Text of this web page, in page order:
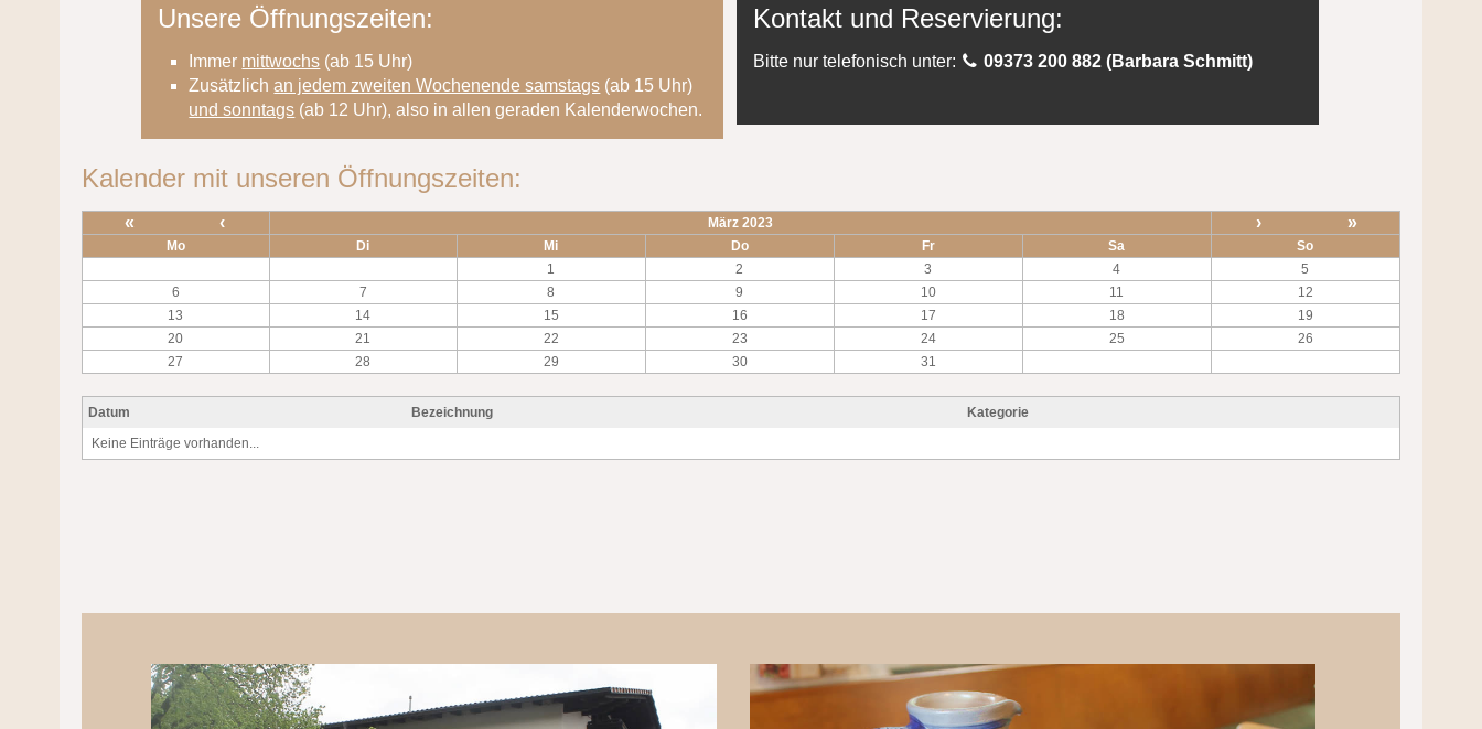
Unsere Öffnungszeiten:
Immer mittwochs (ab 15 Uhr)
Zusätzlichan jedem zweiten Wochenende samstags (ab 15 Uhr)
und sonntags (ab 12 Uhr), also in allen geraden Kalenderwochen.
Kontakt und Reservierung:
Bitte nur telefonisch unter: 09373 200 882 (Barbara Schmitt)
Kalender mit unseren Öffnungszeiten:
« ‹ März 2023 › »
Mo Di Mi Do Fr Sa
So
1
2 3 4
5
6
7 8 9 10 11
12
13
14 15 16 17 18
19
20
21 22 23 24 25
26
27
28 29 30 31
Datum Bezeichnung
Kategorie
Keine Einträge vorhanden...